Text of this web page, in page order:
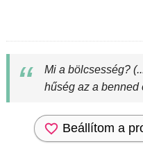
Mi a bölcsesség?
hűség az a benned
Beállítom a